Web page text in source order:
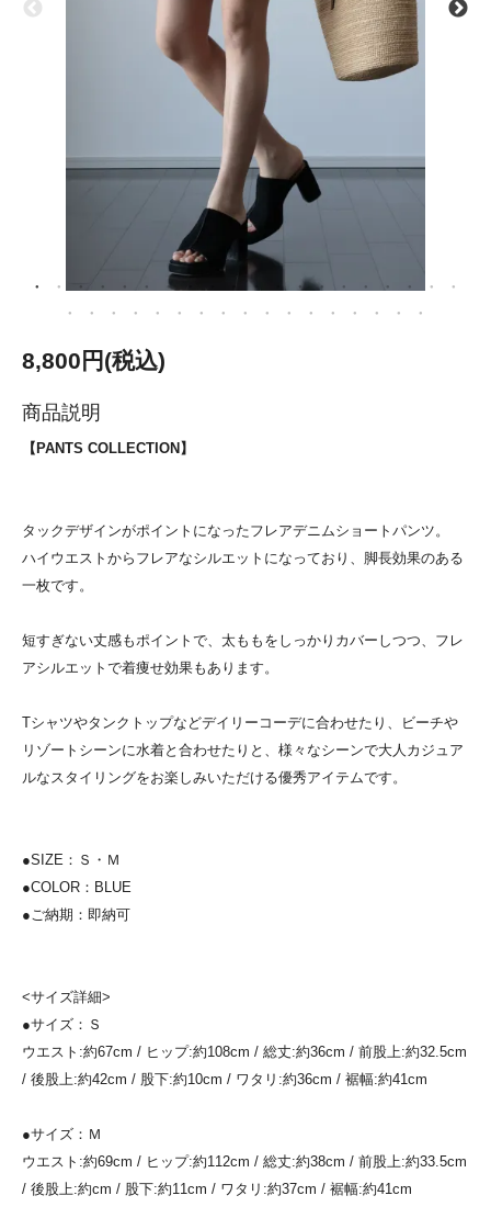
8,800円(税込)
商品説明
【PANTS COLLECTION】
タックデザインがポイントになったフレアデニムショートパンツ。
ハイウエストからフレアなシルエットになっており、脚長効果のある
一枚です。
短すぎない丈感もポイントで、太ももをしっかりカバーしつつ、フレ
アシルエットで着痩せ効果もあります。
Tシャツやタンクトップなどデイリーコーデに合わせたり、ビーチや
リゾートシーンに水着と合わせたりと、様々なシーンで大人カジュア
ルなスタイリングをお楽しみいただける優秀アイテムです。
●SIZE：Ｓ・Ｍ
●COLOR：BLUE
●ご納期：即納可
<サイズ詳細>
●サイズ：Ｓ
ウエスト:約67cm / ヒップ:約108cm / 総丈:約36cm / 前股上:約32.5cm
/ 後股上:約42cm / 股下:約10cm / ワタリ:約36cm / 裾幅:約41cm
●サイズ：Ｍ
ウエスト:約69cm / ヒップ:約112cm / 総丈:約38cm / 前股上:約33.5cm
/ 後股上:約cm / 股下:約11cm / ワタリ:約37cm / 裾幅:約41cm